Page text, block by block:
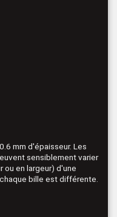
mm d'épaisseur. Les
sensiblement varier
en largeur) d'une
bille est différente.